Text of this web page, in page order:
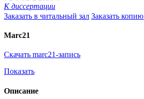
К диссертации
Заказать в читальный зал Заказать
Marc21
Скачать marc21-запись
Показать
Описание